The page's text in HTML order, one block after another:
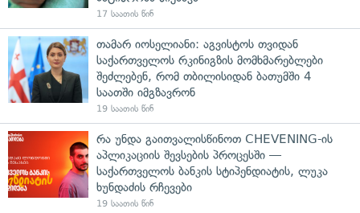
17 საათის წინ
თამარ იოსელიანი: აგვისტოს თვიდან
საქართველოს რკინიგზის მომხმარებლები
შეძლებენ, რომ თბილისიდან ბათუმში 4
საათში იმგზავრონ
19 საათის წინ
რა უნდა გაითვალისწინოთ CHEVENING-ის
აპლიკაციის შევსების პროცესში —
საქართველოს ბანკის სტიპენდიატის, ლუკა
ხუნდაძის რჩევები
19 საათის წინ